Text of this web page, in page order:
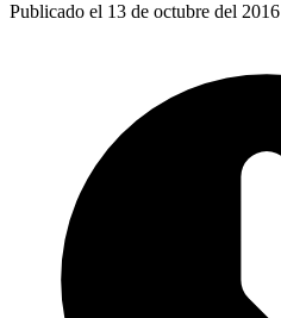
Publicado el 13 de octubre del 2016